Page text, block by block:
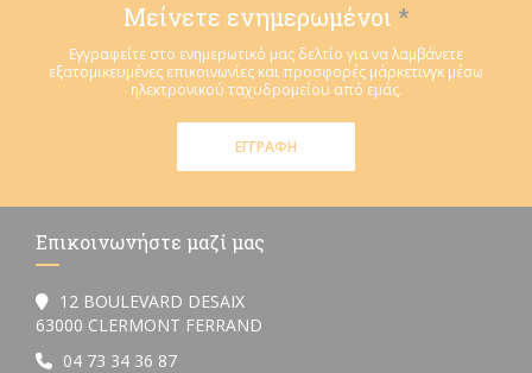
Μείνετε ενημερωμένοι *
Εγγραφείτε στο ενημερωτικό μας δελτίο για να λαμβάνετε
εξατομικευμένες επικοινωνίες και προσφορές μάρκετινγκ μέσω
ηλεκτρονικού ταχυδρομείου από εμάς.
ΕΓΓΡΑΦΉ
Επικοινωνήστε μαζί μας
12 BOULEVARD DESAIX
63000 CLERMONT FERRAND
04 73 34 36 87